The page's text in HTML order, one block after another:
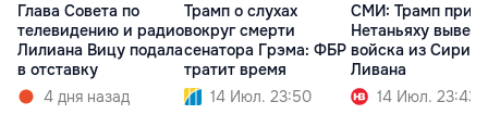
Глава Совета по
телевидению и радио
Лилиана Вицу подала
в отставку
4 дня назад
Трамп о слухах
вокруг смерти
сенатора Грэма: ФБР
тратит время
14 Июл. 23:50
СМИ: Трамп
Нетаньяху
войска из Сирии
Ливана
14 Июл. 23:43